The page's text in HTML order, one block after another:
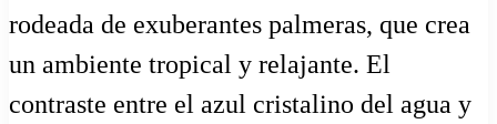
rodeada de exuberantes palmeras, que crea
un ambiente tropical y relajante. El
contraste entre el azul cristalino del agua y